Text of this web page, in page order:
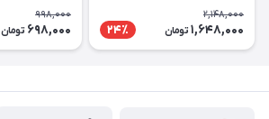
پارچه دورس داخل کرک حراجی
آخر فصل
2,148,000
1,648,000 تومان 24٪
998,000
698,000 تومان